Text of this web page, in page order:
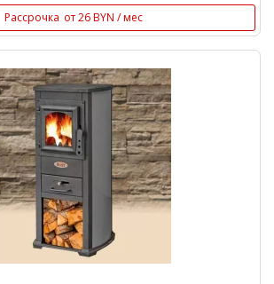
Рассрочка от 26 BYN / мес